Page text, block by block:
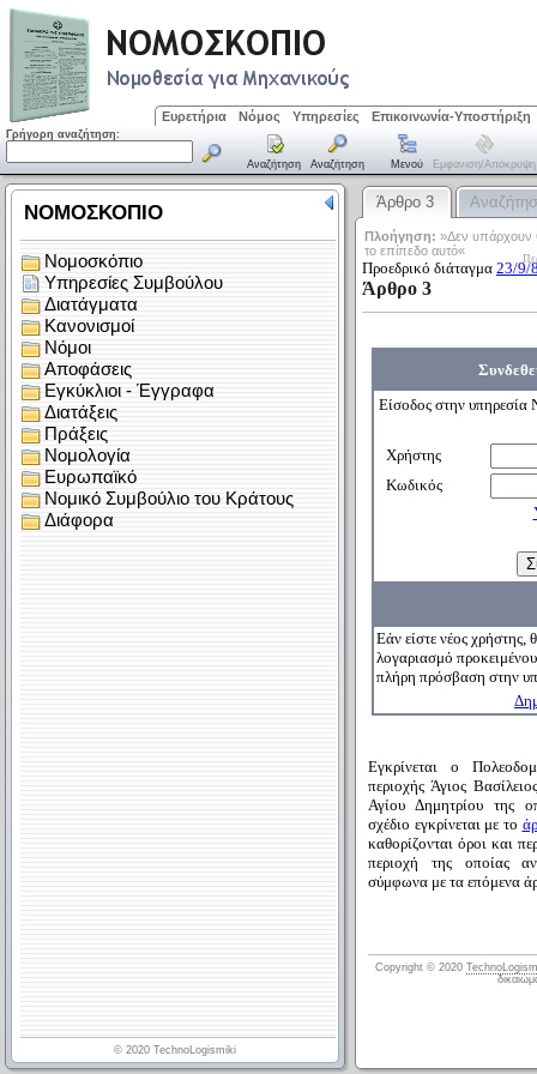
Ευρετήρια Νόμος Υπηρεσίες Επικοινωνία-Υποστήριξη
Γρήγορη αναζήτηση:
Αναζήτηση Αναζήτηση Μενού Εμφάνιση/απόκρυψη
Άρθρο 3